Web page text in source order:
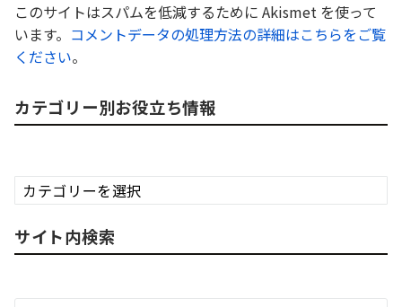
このサイトはスパムを低減するために Akismet を使って
います。 コメントデータの処理方法の詳細はこちらをご覧
ください。
カテゴリー別お役立ち情報
カ
テ
リ
ー
お
サイト内検索